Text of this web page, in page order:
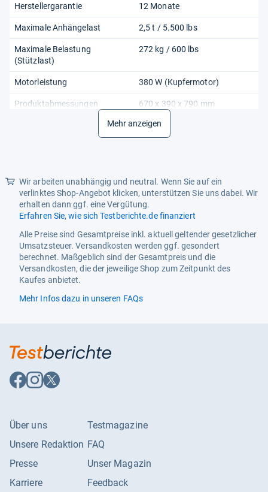
Herstellergarantie 12 Monate
Maximale Anhängelast 2,5 t / 5.500 lbs
Maximale Belastung
(Stützlast)
272 kg / 600 lbs
Motorleistung 380 W (Kupfermotor)
Produktabmessungen 670 x 390 x 790 mm
Rangierhilfe
Präzise Produktart Elektrische Rangierhilfe
Reifenart 8-Zoll-Vollgummireifen
Reifenbreite 2,8 Zoll
Spannung 12 V
Mehr anzeigen
Wir arbeiten unabhängig und neutral. Wenn Sie auf ein
verlinktes Shop-Angebot klicken, unterstützen Sie uns dabei. Wir
erhalten dann ggf. eine Vergütung.
Erfahren Sie, wie sich Testberichte.de finanziert
Alle Preise sind Gesamtpreise inkl. aktuell geltender gesetzlicher
Umsatzsteuer. Versandkosten werden ggf. gesondert
berechnet. Maßgeblich sind der Gesamtpreis und die
Versandkosten, die der jeweilige Shop zum Zeitpunkt des
Kaufes anbietet.
Mehr Infos dazu in unseren FAQs
Auf
Facebook
Auf
Instagram
Auf
X
Über uns
Unsere Redaktion
Presse
Karriere
Testmagazine
FAQ
Unser Magazin
Feedback